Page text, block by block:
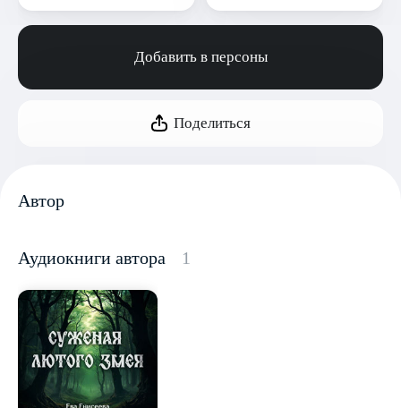
Добавить в персоны
Поделиться
Автор
Аудиокниги автора 1